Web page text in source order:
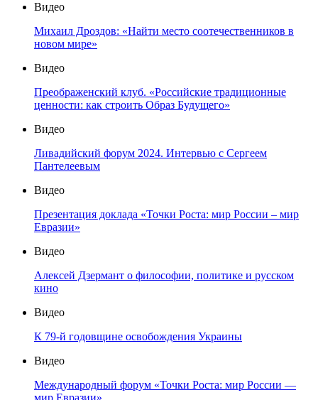
Видео
Михаил Дроздов: «Найти место соотечественников в
новом мире»
Видео
Преображенский клуб. «Российские традиционные
ценности: как строить Образ Будущего»
Видео
Ливадийский форум 2024. Интервью с Сергеем
Пантелеевым
Видео
Презентация доклада «Точки Роста: мир России – мир
Евразии»
Видео
Алексей Дзермант о философии, политике и русском
кино
Видео
К 79-й годовщине освобождения Украины
Видео
Международный форум «Точки Роста: мир России —